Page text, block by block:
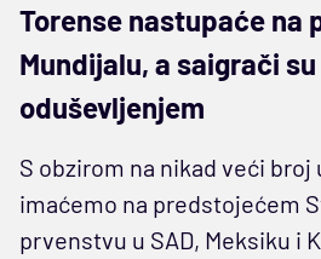
Torense nastupaće na
Mundijalu, a saigrači
oduševljenjem
S obzirom na nikad veći broj
imaćemo na predstojećem
prvenstvu u SAD, Meksiku i